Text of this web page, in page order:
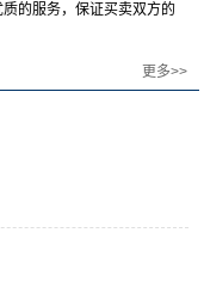
的服务，保证买卖双方的
更多>>